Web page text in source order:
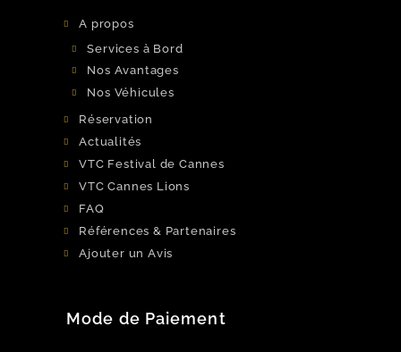
A propos
Services à Bord
Nos Avantages
Nos Véhicules
Réservation
Actualités
VTC Festival de Cannes
VTC Cannes Lions
FAQ
Références & Partenaires
Ajouter un Avis
Mode de Paiement